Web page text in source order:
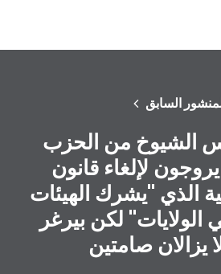
السابق
الشيوخ من الحزب
لإلغاء قانون
الذي "يشرك الهيئات
الولايات" لكن بيرغر
يزالان صامتين